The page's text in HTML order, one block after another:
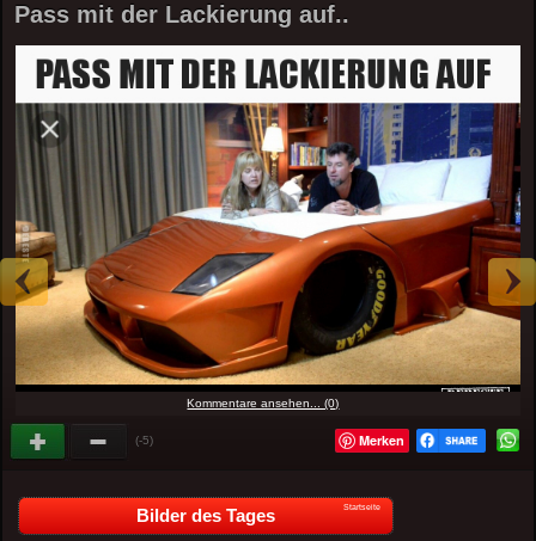
Pass mit der Lackierung auf..
Kommentare ansehen... (0)
(-5) Merken
Bilder des Tages Startseite